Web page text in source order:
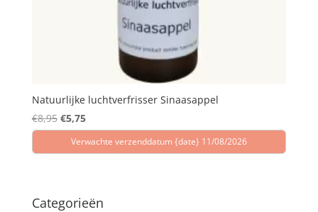
Natuurlijke luchtverfrisser Sinaasappel
€8,95 Oorspronkelijke
prijs
€5,75Huidige
prijs
Verwachte verzenddatum {date} 11/08/2026
Categorieën